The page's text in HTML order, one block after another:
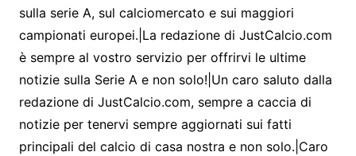
sulla serie A, sul calciomercato e sui maggiori
campionati europei.|La redazione di JustCalcio.com
è sempre al vostro servizio per offrirvi le ultime
notizie sulla Serie A e non solo!|Un caro saluto dalla
redazione di JustCalcio.com, sempre a caccia di
notizie per tenervi sempre aggiornati sui fatti
principali del calcio di casa nostra e non solo.|Caro